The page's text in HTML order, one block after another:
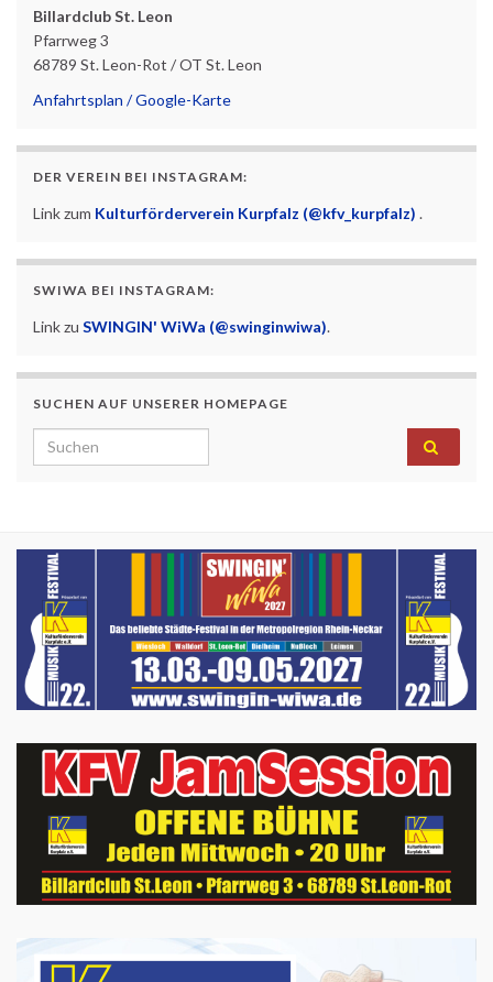
Billardclub St. Leon
Pfarrweg 3
68789 St. Leon-Rot / OT St. Leon
Anfahrtsplan / Google-Karte
DER VEREIN BEI INSTAGRAM:
Link zum Kulturförderverein Kurpfalz (@kfv_kurpfalz) .
SWIWA BEI INSTAGRAM:
Link zu SWINGIN' WiWa (@swinginwiwa).
SUCHEN AUF UNSERER HOMEPAGE
Search for: